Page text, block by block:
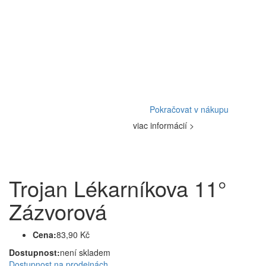
Pokračovat v nákupu
Trojan Lékarníkova 11°
Zázvorová
Cena:83,90 Kč
Dostupnost:není skladem
viac informácií >